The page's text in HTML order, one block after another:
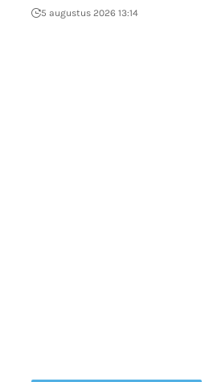
5 augustus 2026 13:14